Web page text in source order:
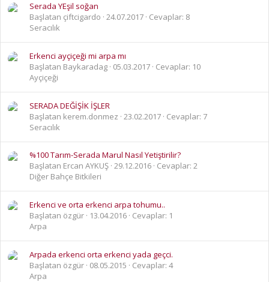
Serada YEşil soğan
Başlatan çiftcigardo 24.07.2017 Cevaplar: 8
Seracılık
Erkenci ayçiçeği mi arpa mı
Başlatan Baykaradag 05.03.2017 Cevaplar: 10
Ayçiçeği
SERADA DEĞİŞİK İŞLER
Başlatan kerem.donmez
23.02.2017 Cevaplar: 7
Seracılık
%100 Tarım-Serada Marul Nasıl Yetiştirilir?
Başlatan Ercan AYKUŞ 29.12.2016 Cevaplar: 2
Diğer Bahçe Bitkileri
Erkenci ve orta erkenci arpa tohumu..
Başlatan özgür
13.04.2016 Cevaplar: 1
Arpa
Arpada erkenci orta erkenci yada geçci.
Başlatan özgür 08.05.2015
Cevaplar: 4
Arpa